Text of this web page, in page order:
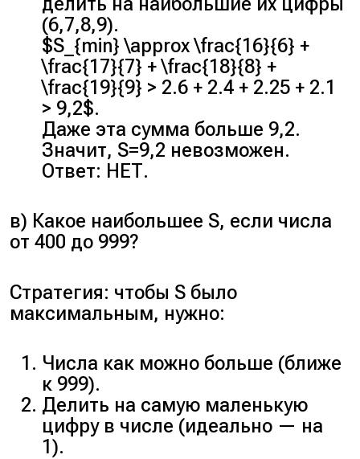
(6,7,8,9).
$S_{min} \approx \frac{16}{6} +
\frac{17}{7} + \frac{18}{8} +
\frac{19}{9} > 2.6 + 2.4 + 2.25 + 2.1
> 9,2$.
Даже эта сумма больше 9,2.
Значит, S=9,2 невозможен.
Ответ: НЕТ.
в) Какое наибольшее S, если числа
от 400 до 999?
Стратегия: чтобы S было
максимальным, нужно:
Числа как можно больше (ближе
к 999).
Делить на самую маленькую
цифру в числе (идеально — на
1).